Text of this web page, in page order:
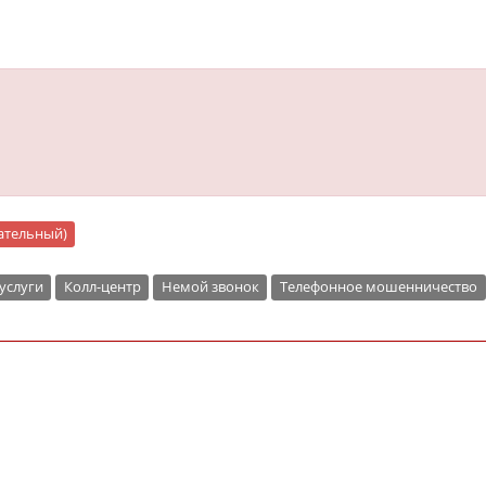
Колл-центр Немой звонок Телефонное мошенничество